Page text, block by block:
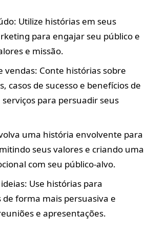
Utilize histórias em seus
para engajar seu público e
e missão.
vendas: Conte histórias sobre
casos de sucesso e benefícios de
para persuadir seus
uma história envolvente para
seus valores e criando uma
com seu público-alvo.
Use histórias para
forma mais persuasiva e
e apresentações.